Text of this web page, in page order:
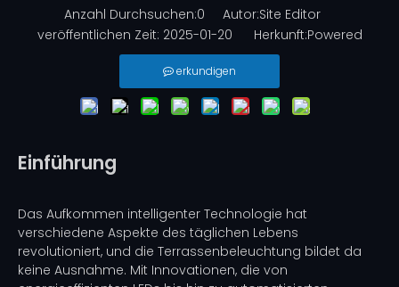
Anzahl Durchsuchen:0 Autor:Site Editor
veröffentlichen Zeit: 2025-01-20 Herkunft:Powered
erkundigen
Einführung
Das Aufkommen intelligenter Technologie hat
verschiedene Aspekte des täglichen Lebens
revolutioniert, und die Terrassenbeleuchtung bildet da
keine Ausnahme. Mit Innovationen, die von